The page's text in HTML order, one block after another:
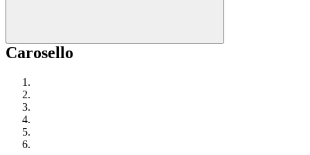
Carosello